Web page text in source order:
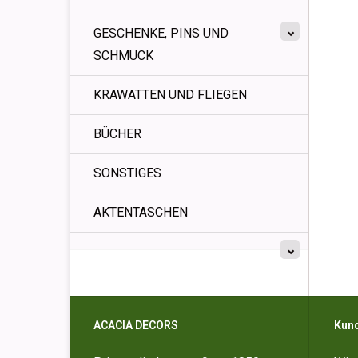
GESCHENKE, PINS UND
SCHMUCK
KRAWATTEN UND FLIEGEN
BÜCHER
SONSTIGES
AKTENTASCHEN
ACACIA DECORS